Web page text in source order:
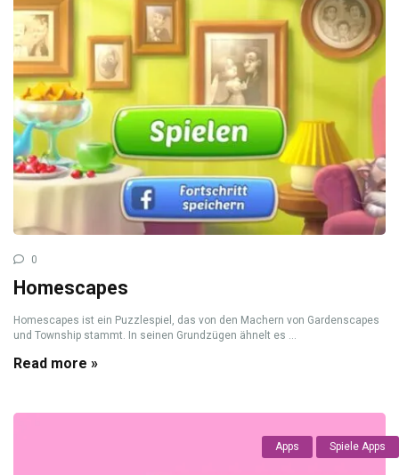
0
Homescapes
Homescapes ist ein Puzzlespiel, das von den Machern von Gardenscapes
und Township stammt. In seinen Grundzügen ähnelt es ...
Read more »
Apps Spiele Apps